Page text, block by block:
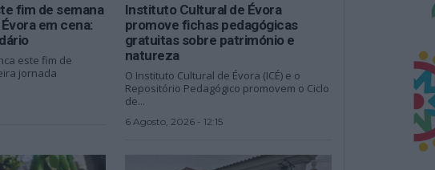
fim de semana
em cena:
este fim de
jornada
Instituto Cultural de Évora
promove fichas pedagógicas
gratuitas sobre património e
natureza
O Instituto Cultural de Évora (ICÉ) e o
Repositório Pedagógico promovem o Ciclo
de...
6 Agosto, 2026 - 12:15